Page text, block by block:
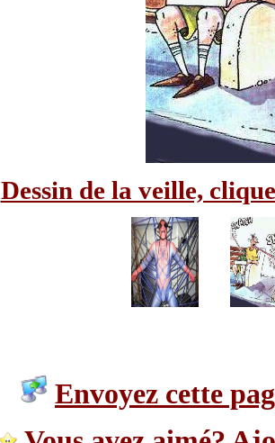
Dessin de la veille,
Envoyez cette